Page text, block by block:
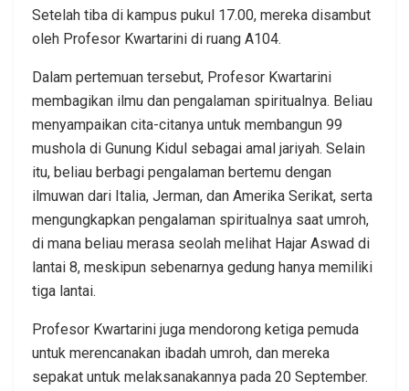
Setelah tiba di kampus pukul 17.00, mereka disambut
oleh Profesor Kwartarini di ruang A104.
Dalam pertemuan tersebut, Profesor Kwartarini
membagikan ilmu dan pengalaman spiritualnya. Beliau
menyampaikan cita-citanya untuk membangun 99
mushola di Gunung Kidul sebagai amal jariyah. Selain
itu, beliau berbagi pengalaman bertemu dengan
ilmuwan dari Italia, Jerman, dan Amerika Serikat, serta
mengungkapkan pengalaman spiritualnya saat umroh,
di mana beliau merasa seolah melihat Hajar Aswad di
lantai 8, meskipun sebenarnya gedung hanya memiliki
tiga lantai.
Profesor Kwartarini juga mendorong ketiga pemuda
untuk merencanakan ibadah umroh, dan mereka
sepakat untuk melaksanakannya pada 20 September.